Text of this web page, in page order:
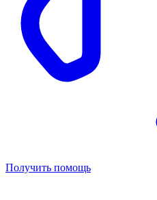
Получить помощь